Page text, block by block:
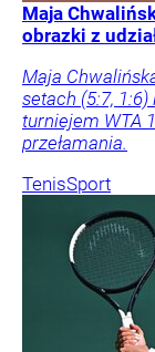
Maja
obrazki z
Maja
setach (5:7, 1:6)
turniejem WTA
przełamania.
TenisSport